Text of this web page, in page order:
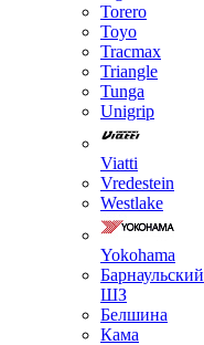
Torero
Toyo
Tracmax
Triangle
Tunga
Unigrip
Viatti
Vredestein
Westlake
Yokohama
Барнаульский
ШЗ
Белшина
Кама